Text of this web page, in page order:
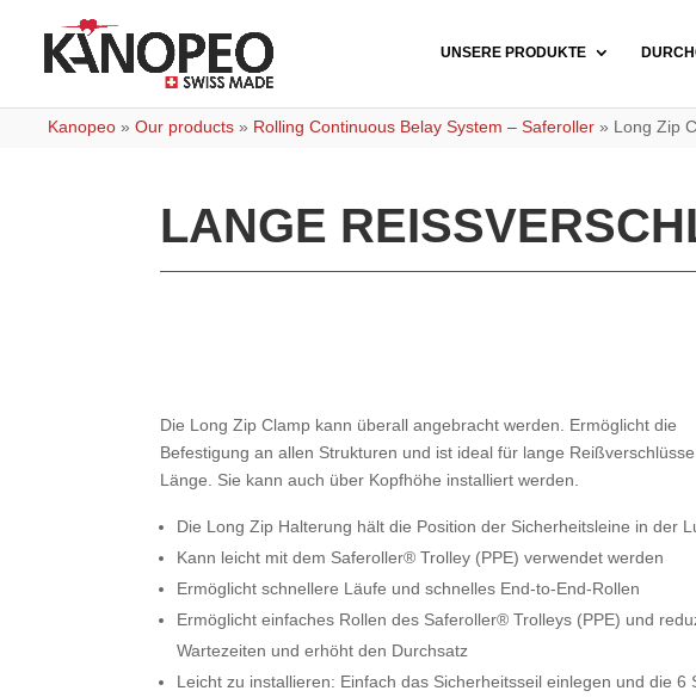
UNSERE PRODUKTE
Kanopeo » Our products » Rolling Continuous Belay System – Saferoller » Long Zip
LANGE
Die Long Zip Clamp kann überall angebracht werden. Ermöglicht die
Befestigung an allen Strukturen und ist ideal für lange
Länge. Sie kann auch über Kopfhöhe installiert werden.
Die Long Zip Halterung hält die Position der Sicherheitsleine in der
Kann leicht mit dem Saferoller® Trolley (PPE) verwendet werden
Ermöglicht schnellere Läufe und schnelles End-to-End-Rollen
Ermöglicht einfaches Rollen des Saferoller® Trolleys (PPE) und
Wartezeiten und erhöht den Durchsatz
Leicht zu installieren: Einfach das Sicherheitsseil einlegen und die 6